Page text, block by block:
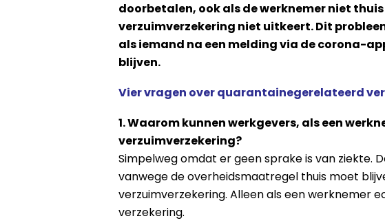
doorbetalen, ook als de werknemer niet
verzuimverzekering niet uitkeert. Dit
als iemand na een melding via de corona-
blijven.
Vier vragen over quarantainegerelateerd
1. Waarom kunnen werkgevers, als een
verzuimverzekering?
Simpelweg omdat er geen sprake is van ziekte.
vanwege de overheidsmaatregel thuis moet
verzuimverzekering. Alleen als een werknemer
verzekering.